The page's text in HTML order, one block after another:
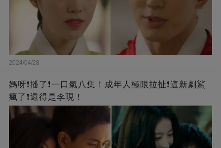
2024/04/28
媽呀❗️播了❗一口氣八集！成年人極限拉扯❗這新劇鯊
瘋了❗還得是李現！